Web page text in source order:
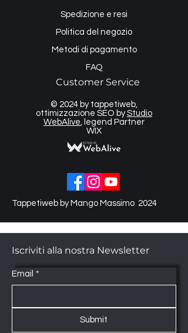
Spedizione e resi
Politica del negozio
Metodi di pagamento
FAQ
Customer Service
© 2024 by tappetiweb,
ottimizzazione SEO byStudio
WebAlive , legend Partner
WIX
Tappetiweb by Mango Massimo 2024
Iscriviti alla nostra Newsletter
Email *
Submit